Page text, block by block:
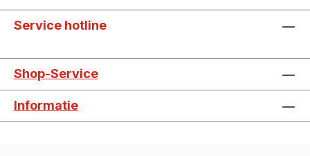
Service hotline
Shop-Service
Informatie